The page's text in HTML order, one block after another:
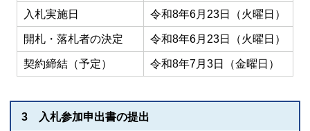
入札実施日 令和8年6月23日（火曜日）
開札・落札者の決定 令和8年6月23日（火曜日）
契約締結（予定） 令和8年7月3日（金曜日）
3 入札参加申出書の提出